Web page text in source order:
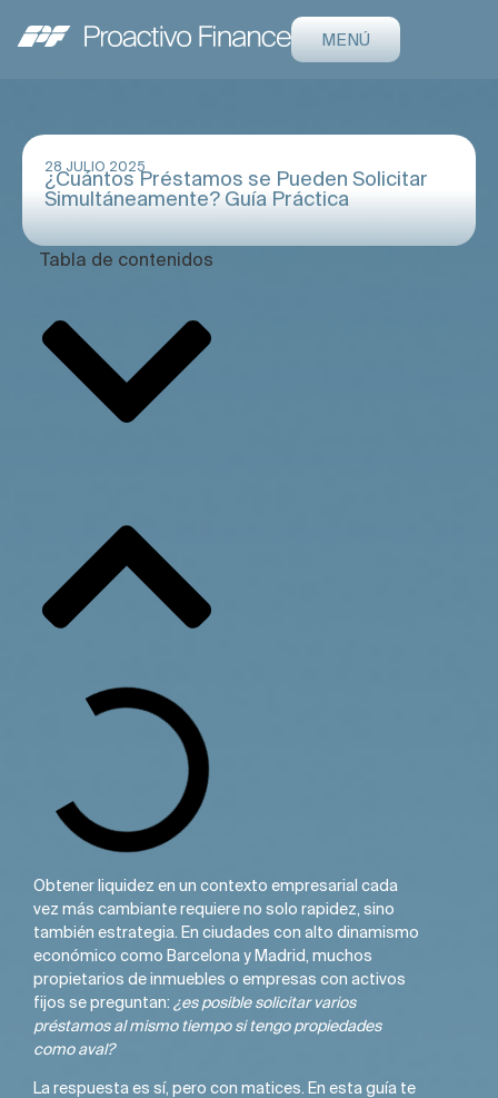
MENÚ
28 JULIO 2025
¿Cuántos Préstamos se Pueden Solicitar
Simultáneamente? Guía Práctica
Tabla de contenidos
Obtener liquidez en un contexto empresarial cada
vez más cambiante requiere no solo rapidez, sino
también estrategia. En ciudades con alto dinamismo
económico como Barcelona y Madrid, muchos
propietarios de inmuebles o empresas con activos
fijos se preguntan: ¿es posible solicitar varios
préstamos al mismo tiempo si tengo propiedades
como aval?
La respuesta es sí, pero con matices. En esta guía te